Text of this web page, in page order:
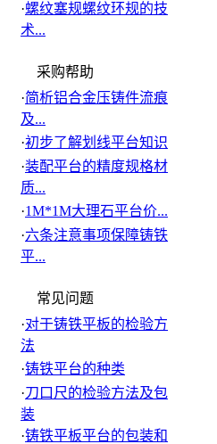
·螺纹塞规螺纹环规的技
术...
采购帮助
·简析铝合金压铸件流痕
及...
·初步了解划线平台知识
·装配平台的精度规格材
质...
·1M*1M大理石平台价...
·六条注意事项保障铸铁
平...
常见问题
·对于铸铁平板的检验方
法
·铸铁平台的种类
·刀口尺的检验方法及包
装
·铸铁平板平台的包装和